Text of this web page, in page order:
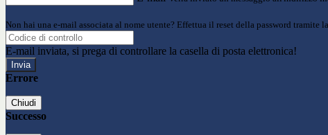
Non hai una e-mail associata al nome utente? Effettua il reset della password tramite la
E-mail inviata, si prega di controllare la casella di posta elettronica!
Errore
Chiudi
Successo